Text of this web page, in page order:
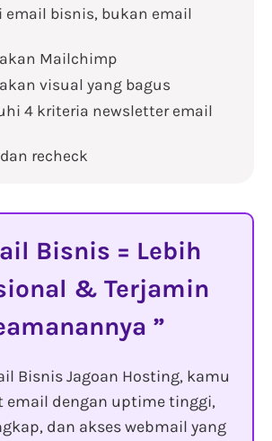
email bisnis, bukan email
Mailchimp
visual yang bagus
4 kriteria newsletter email
recheck
Bisnis = Lebih
& Terjamin
Bisnis Jagoan Hosting, kamu
email dengan uptime tinggi,
dan akses webmail yang